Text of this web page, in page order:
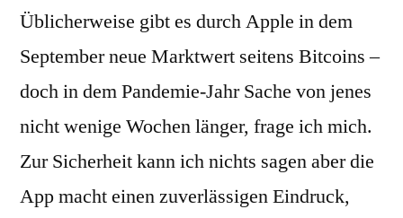
Üblicherweise gibt es durch Apple in dem
September neue Marktwert seitens Bitcoins –
doch in dem Pandemie-Jahr Sache von jenes
nicht wenige Wochen länger, frage ich mich.
Zur Sicherheit kann ich nichts sagen aber die
App macht einen zuverlässigen Eindruck,